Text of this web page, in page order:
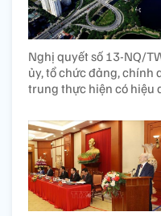
Nghị quyết số 13-NQ/
ủy, tổ chức đảng, chính
trung thực hiện có hiệu